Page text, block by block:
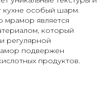
кухне особый шарм.
мрамор является
который
регулярной
подвержен
продуктов.